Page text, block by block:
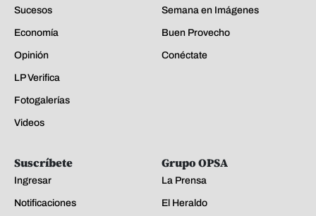
Sucesos
Economía
Opinión
LP Verifica
Fotogalerías
Videos
Semana en Imágenes
Buen Provecho
Conéctate
Suscríbete
Ingresar
Notificaciones
Grupo OPSA
La Prensa
El Heraldo